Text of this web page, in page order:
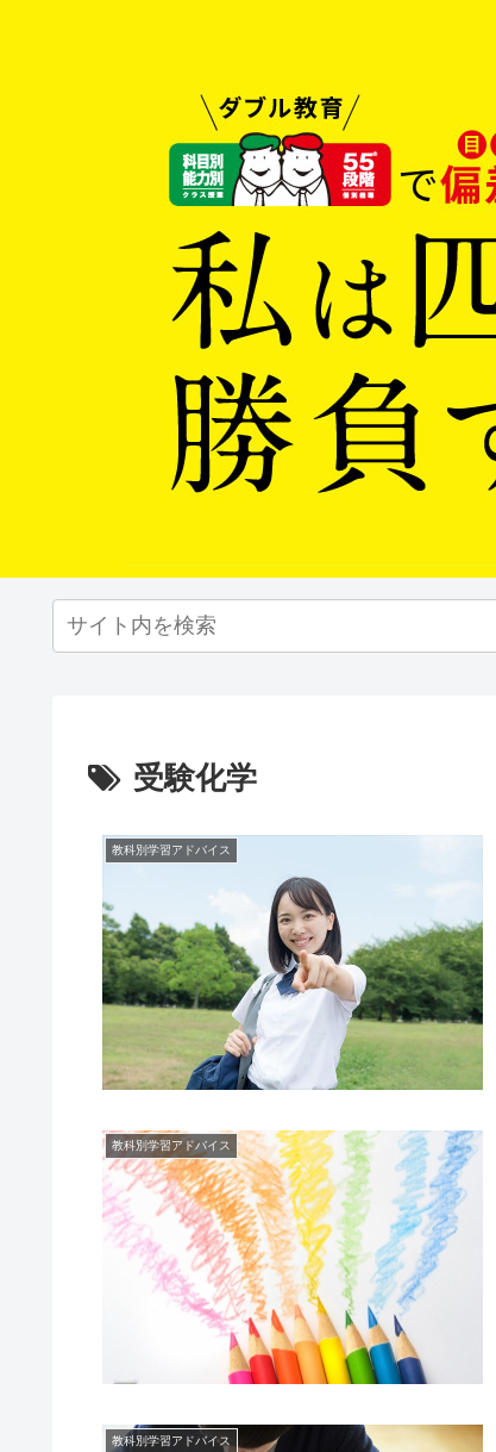
受験化学
教科別学習アドバイス
教科別学習アドバイス
教科別学習アドバイス